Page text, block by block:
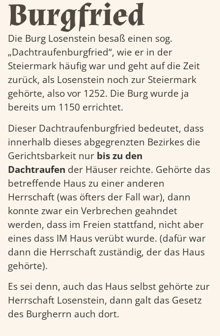
Burgfried
Die Burg Losenstein besaß einen sog.
„Dachtraufenburgfried“, wie er in der
Steiermark häufig war und geht auf die Zeit
zurück, als Losenstein noch zur Steiermark
gehörte, also vor 1252. Die Burg wurde ja
bereits um 1150 errichtet.
Dieser Dachtraufenburgfried bedeutet, dass
innerhalb dieses abgegrenzten Bezirkes die
Gerichtsbarkeit nur bis zu den
Dachtraufen der Häuser reichte. Gehörte das
betreffende Haus zu einer anderen
Herrschaft (was öfters der Fall war), dann
konnte zwar ein Verbrechen geahndet
werden, dass im Freien stattfand, nicht aber
eines dass IM Haus verübt wurde. (dafür war
dann die Herrschaft zuständig, der das Haus
gehörte).
Es sei denn, auch das Haus selbst gehörte zur
Herrschaft Losenstein, dann galt das Gesetz
des Burgherrn auch dort.